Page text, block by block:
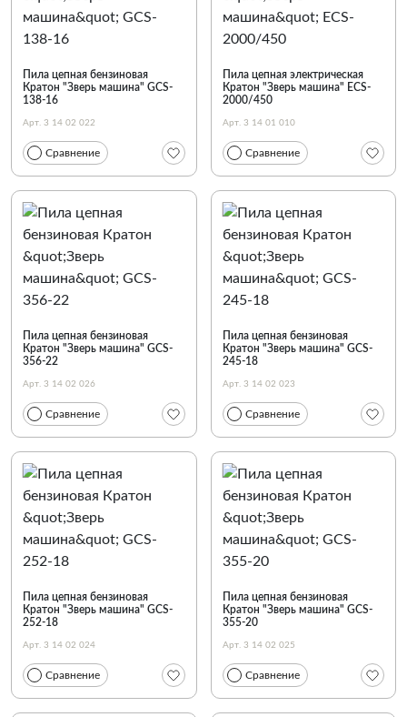
Пила цепная бензиновая
Кратон "Зверь машина" GCS-
138-16
Арт. 3 14 02 022
Сравнение
Пила цепная электрическая
Кратон "Зверь машина" ECS-
2000/450
Арт. 3 14 01 010
Сравнение
Пила цепная бензиновая
Кратон "Зверь машина" GCS-
356-22
Арт. 3 14 02 026
Сравнение
Пила цепная бензиновая
Кратон "Зверь машина" GCS-
245-18
Арт. 3 14 02 023
Сравнение
Пила цепная бензиновая
Кратон "Зверь машина" GCS-
252-18
Арт. 3 14 02 024
Сравнение
Пила цепная бензиновая
Кратон "Зверь машина" GCS-
355-20
Арт. 3 14 02 025
Сравнение